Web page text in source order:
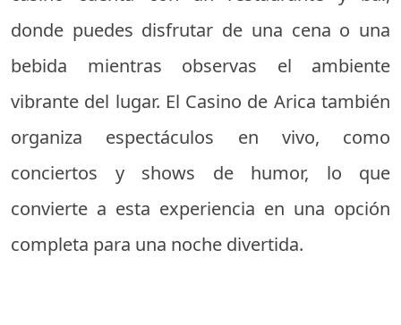
donde puedes disfrutar de una cena o una
bebida mientras observas el ambiente
vibrante del lugar. El Casino de Arica también
organiza espectáculos en vivo, como
conciertos y shows de humor, lo que
convierte a esta experiencia en una opción
completa para una noche divertida.